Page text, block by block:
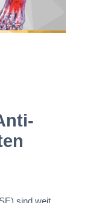
sind weit